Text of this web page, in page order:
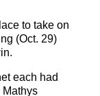
to take on
(Oct. 29)
each had